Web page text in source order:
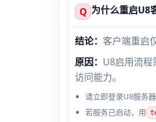
Q 为什么重启U8
结论： 客户端重启
原因： U8启用流
访问能力。
请立即登录U8服务
若服务已启动，用